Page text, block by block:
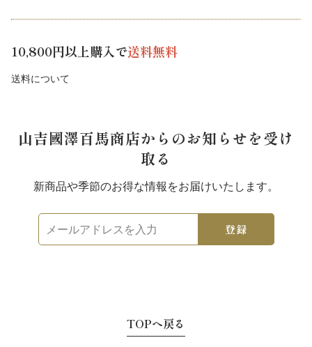
10,800円以上購入で送料無料
送料について
山吉國澤百馬商店からのお知らせを受け
取る
新商品や季節のお得な情報をお届けいたします。
メ
ー
登録
TOPへ戻る